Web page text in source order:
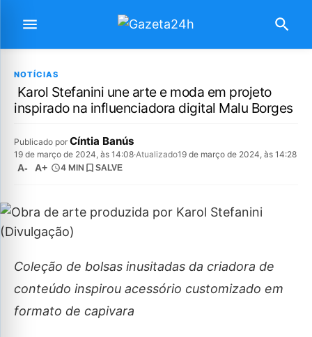
NOTÍCIAS
Karol Stefanini une arte e moda em projeto
inspirado na influenciadora digital Malu Borges
Publicado por Cíntia Banús
19 de março de 2024, às 14:08·Atualizado19 de março de 2024, às 14:28
A- A+ 4 MIN SALVE
Coleção de bolsas inusitadas da criadora de
conteúdo inspirou acessório customizado em
formato de capivara